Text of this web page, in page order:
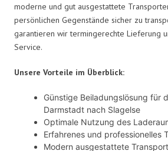
moderne und gut ausgestattete
persönlichen Gegenstände sicher zu
garantieren wir termingerechte Lieferung
Service.
Unsere Vorteile im Überblick:
Günstige Beiladungslösung für
Darmstadt nach Slagelse
Optimale Nutzung des
Erfahrenes und professionelles
Modern ausgestattete